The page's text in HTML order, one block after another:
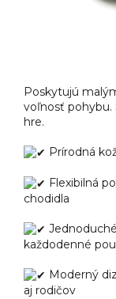
Poskytujú
voľnosť pohybu.
hre.
Prírodná
Flexibilná
chodidla
každodenné
Moderný
aj rodičov